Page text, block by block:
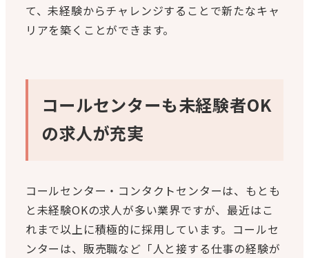
て、未経験からチャレンジすることで新たなキャ
リアを築くことができます。
コールセンターも未経験者OK
の求人が充実
コールセンター・コンタクトセンターは、もとも
と未経験OKの求人が多い業界ですが、最近はこ
れまで以上に積極的に採用しています。コールセ
ンターは、販売職など「人と接する仕事の経験が